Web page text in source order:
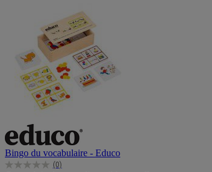
Bingo du vocabulaire - Educo
(0)
0.0